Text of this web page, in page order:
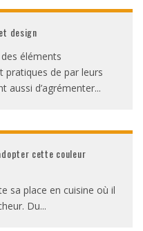
design
éléments
pratiques de par leurs
aussi d’agrémenter...
cette couleur
sa place en cuisine où il
Du...